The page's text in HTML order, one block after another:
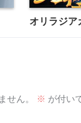
オリラジア
せん。 ※ が付い